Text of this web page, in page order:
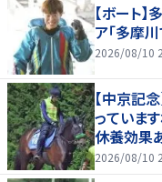
【ボート
ア「多摩
2026/08/10
【中京記
っていま
休養効果
2026/08/10